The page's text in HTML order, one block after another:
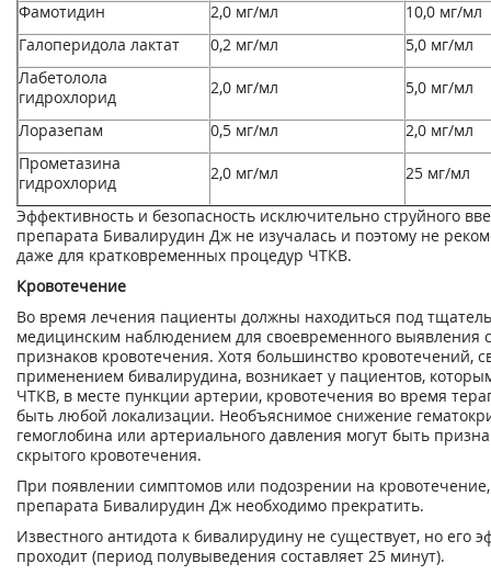
Фамотидин 2,0 мг/мл
10,0 мг/мл
Галоперидола лактат
0,2 мг/мл
5,0 мг/мл
Лабетолола
гидрохлорид
2,0 мг/мл 5,0 мг/мл
Лоразепам 0,5 мг/мл
2,0 мг/мл
Прометазина
гидрохлорид
2,0 мг/мл 25 мг/мл
Эффективность и безопасность исключительно струйного
препарата Бивалирудин Дж не изучалась и поэтому не
даже для кратковременных процедур ЧТКВ.
Кровотечение
Во время лечения пациенты должны находиться под
медицинским наблюдением для своевременного выявления
признаков кровотечения. Хотя большинство кровотечений,
применением бивалирудина, возникает у пациентов,
ЧТКВ, в месте пункции артерии, кровотечения во время
быть любой локализации. Необъяснимое снижение
гемоглобина или артериального давления могут быть
скрытого кровотечения.
При появлении симптомов или подозрении на
препарата Бивалирудин Дж необходимо прекратить.
Известного антидота к бивалирудину не существует, но его
проходит (период полувыведения составляет 25 минут).